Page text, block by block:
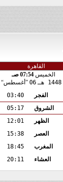
الخميس07:54 صـ
1448 هـ 06 أغسطس
الفجر
03:40
الشروق
05:17
الظهر
12:01
العصر
15:38
المغرب
18:45
العشاء
20:11